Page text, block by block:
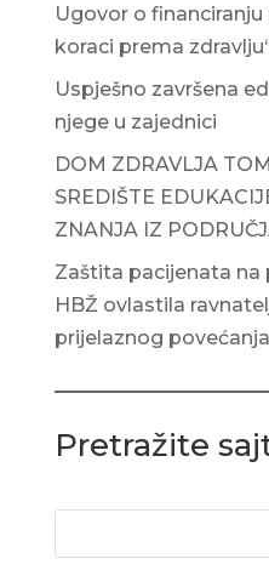
Ugovor o
koraci prema
Uspješno završena
njege u zajednici
DOM ZDRAVLJA
SREDIŠTE
ZNANJA IZ
Zaštita pacijenata na
HBŽ ovlastila
prijelaznog
Pretražite